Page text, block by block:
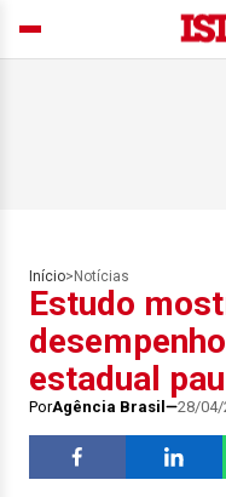
Início> Notícias
Estudo
estadual
PorAgência Brasil 28/04/